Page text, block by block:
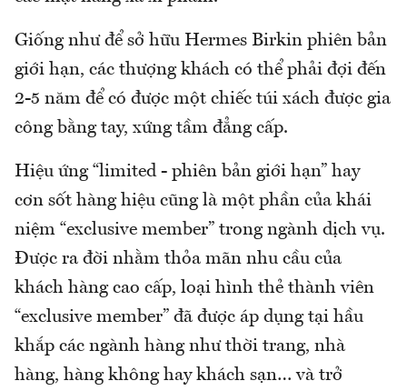
Giống như để sở hữu Hermes Birkin phiên bản
giới hạn, các thượng khách có thể phải đợi đến
2-5 năm để có được một chiếc túi xách được gia
công bằng tay, xứng tầm đẳng cấp.
Hiệu ứng “limited - phiên bản giới hạn” hay
cơn sốt hàng hiệu cũng là một phần của khái
niệm “exclusive member” trong ngành dịch vụ.
Được ra đời nhằm thỏa mãn nhu cầu của
khách hàng cao cấp, loại hình thẻ thành viên
“exclusive member” đã được áp dụng tại hầu
khắp các ngành hàng như thời trang, nhà
hàng, hàng không hay khách sạn… và trở